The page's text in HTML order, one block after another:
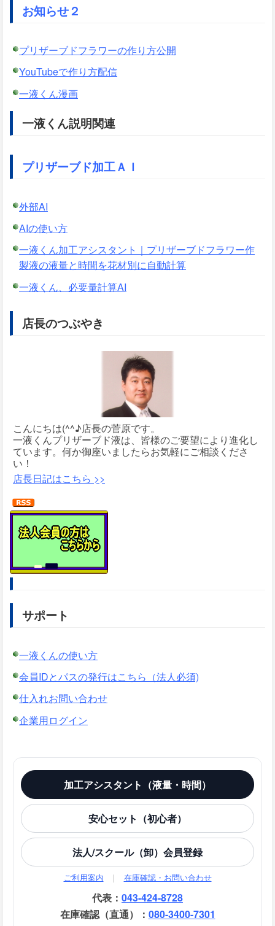
お知らせ２
プリザーブドフラワーの作り方公開
YouTubeで作り方配信
一液くん漫画
一液くん説明関連
プリザーブド加工ＡＩ
外部AI
AIの使い方
一液くん加工アシスタント｜プリザーブドフラワー作
製液の液量と時間を花材別に自動計算
一液くん、必要量計算AI
店長のつぶやき
こんにちは(^^♪店長の菅原です。
一液くんプリザーブド液は、皆様のご要望により進化し
ています。何か御座いましたらお気軽にご相談くださ
い！
店長日記はこちら >>
サポート
一液くんの使い方
会員IDとパスの発行はこちら（法人必須)
仕入れお問い合わせ
企業用ログイン
加工アシスタント（液量・時間）
安心セット（初心者）
法人/スクール（卸）会員登録
ご利用案内 ｜ 在庫確認・お問い合わせ
代表： 043-424-8728
在庫確認（直通）： 080-3400-7301